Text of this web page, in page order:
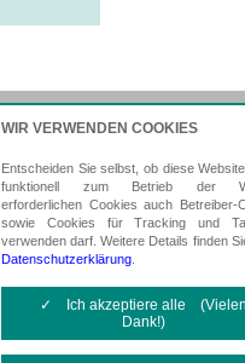
WIR VERWENDEN COOKIES
Entscheiden Sie selbst, ob diese
funktionell zum Betrieb der
erforderlichen Cookies auch Betreiber-
sowie Cookies für Tracking und
verwenden darf. Weitere Details finden
Datenschutzerklärung
✓ Ich akzeptiere alle (Vielen
Dank!)